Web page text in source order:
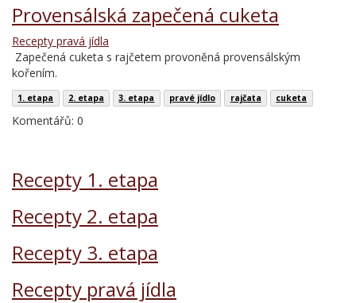
Provensálská zapečená cuketa
Recepty pravá jídla
Zapečená cuketa s rajčetem provoněná provensálským
kořením.
1. etapa 2. etapa 3. etapa pravé jídlo rajčata cuketa
Komentářů: 0
Recepty 1. etapa
Recepty 2. etapa
Recepty 3. etapa
Recepty pravá jídla